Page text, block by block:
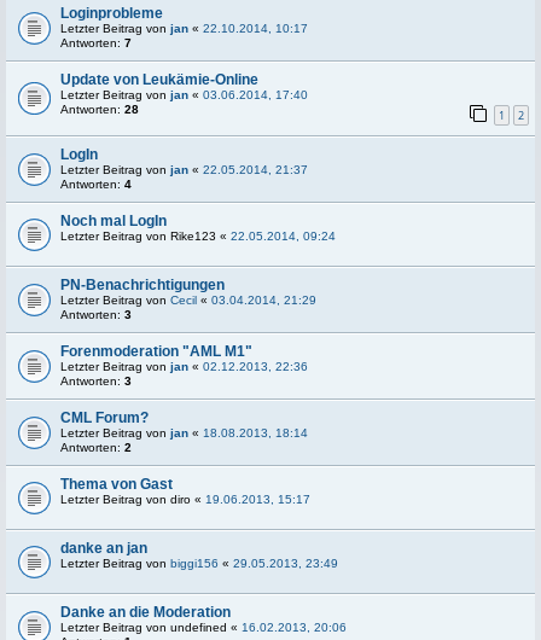
Loginprobleme
Letzter Beitrag von jan « 22.10.2014, 10:17
Antworten: 7
Update von Leukämie-Online
Letzter Beitrag von jan « 03.06.2014, 17:40
Antworten: 28 1 2
LogIn
Letzter Beitrag von jan « 22.05.2014, 21:37
Antworten: 4
Noch mal LogIn
Letzter Beitrag von Rike123 « 22.05.2014, 09:24
PN-Benachrichtigungen
Letzter Beitrag von Cecil « 03.04.2014, 21:29
Antworten: 3
Forenmoderation "AML M1"
Letzter Beitrag von jan « 02.12.2013, 22:36
Antworten: 3
CML Forum?
Letzter Beitrag von jan « 18.08.2013, 18:14
Antworten: 2
Thema von Gast
Letzter Beitrag von diro « 19.06.2013, 15:17
danke an jan
Letzter Beitrag von biggi156 « 29.05.2013, 23:49
Danke an die Moderation
Letzter Beitrag von undefined « 16.02.2013, 20:06